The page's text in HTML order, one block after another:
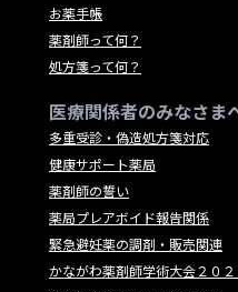
お薬手帳
薬剤師って何？
処方箋って何？
医療関係者のみなさま
多重受診・偽造処方箋対応
健康サポート薬局
薬剤師の誓い
薬局プレアボイド報告関係
緊急避妊薬の調剤・販売関連
かながわ薬剤師学術大会２０２